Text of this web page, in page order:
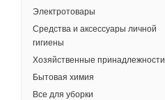
Электротовары
Средства и аксессуары личной
гигиены
Хозяйственные принадлежности
Бытовая химия
Все для уборки